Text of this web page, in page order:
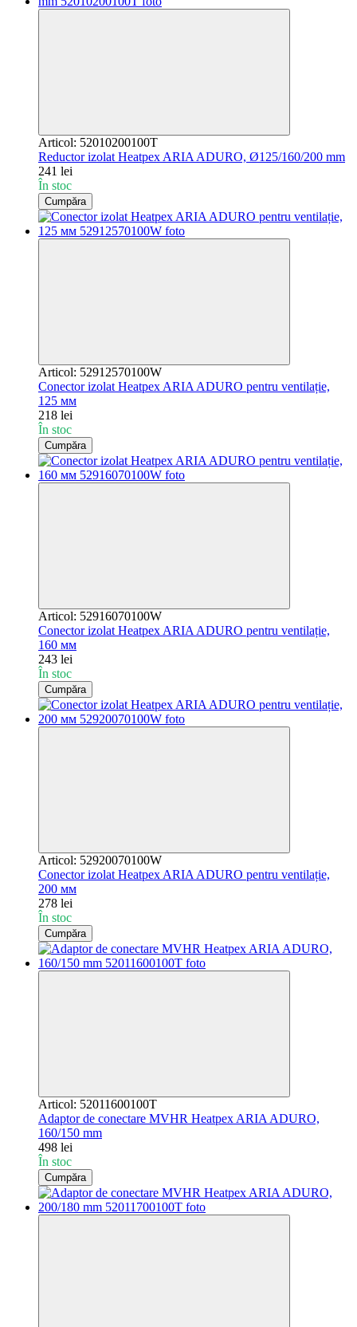
Articol: 52010200100T
Reductor izolat Heatpex ARIA ADURO, Ø125/160/200 mm
241 lei
În stoc
Cumpăra
Articol: 52912570100W
Conector izolat Heatpex ARIA ADURO pentru ventilație,
125 мм
218 lei
În stoc
Cumpăra
Articol: 52916070100W
Conector izolat Heatpex ARIA ADURO pentru ventilație,
160 мм
243 lei
În stoc
Cumpăra
Articol: 52920070100W
Conector izolat Heatpex ARIA ADURO pentru ventilație,
200 мм
278 lei
În stoc
Cumpăra
Articol: 52011600100T
Adaptor de conectare MVHR Heatpex ARIA ADURO,
160/150 mm
498 lei
În stoc
Cumpăra